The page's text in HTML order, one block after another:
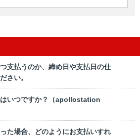
支払うのか、締め日や支払日の仕
さい。
いつですか？（apollostation
た場合、どのようにお支払いすれ